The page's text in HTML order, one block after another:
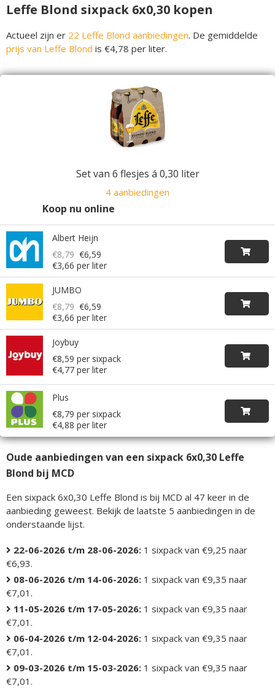
Leffe Blond sixpack 6x0,30 kopen
Actueel zijn er 22 Leffe Blond aanbiedingen. De gemiddelde
prijs van Leffe Blond is €4,78 per liter.
Set van 6 flesjes á 0,30 liter
4 aanbiedingen
Koop nu online
Albert Heijn
€8,79 €6,59
€3,66 per liter
JUMBO
€8,79 €6,59
€3,66 per liter
Joybuy
€8,59 per sixpack
€4,77 per liter
Plus
€8,79 per sixpack
€4,88 per liter
Oude aanbiedingen van een sixpack 6x0,30 Leffe
Blond bij MCD
Een sixpack 6x0,30 Leffe Blond is bij MCD al 47 keer in de
aanbieding geweest. Bekijk de laatste 5 aanbiedingen in de
onderstaande lijst.
22-06-2026 t/m 28-06-2026: 1 sixpack van €9,25 naar
€6,93.
08-06-2026 t/m 14-06-2026: 1 sixpack van €9,35 naar
€7,01.
11-05-2026 t/m 17-05-2026: 1 sixpack van €9,35 naar
€7,01.
06-04-2026 t/m 12-04-2026: 1 sixpack van €9,35 naar
€7,01.
09-03-2026 t/m 15-03-2026: 1 sixpack van €9,35 naar
€7,01.